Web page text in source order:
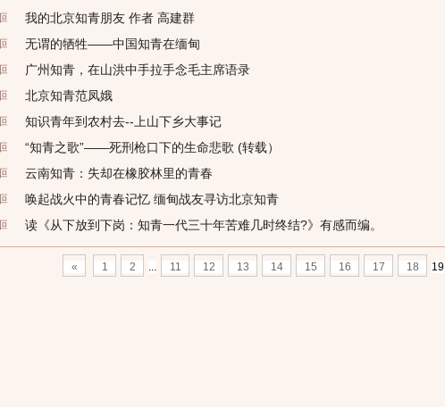
回忆往昔我的北京知青朋友 作者 高建群
回忆往昔无谓的牺牲——中国知青在缅甸
回忆往昔广州知青，在山洪中手拉手念毛主席语录
回忆往昔北京知青范凤娥
回忆往昔知识青年到农村去--上山下乡大事记
回忆往昔“知青之歌”——死刑枪口下的生命悲歌 (转载）
回忆往昔云南知青：失却在橡胶林里的青春
回忆往昔唤起战火中的青春记忆 缅甸战友寻访北京知青
回忆往昔读《从下放到下岗：知青一代三十年苦难几时终结?》有感而编。
« 1 2 ... 11 12 13 14 15 16 17 18 19